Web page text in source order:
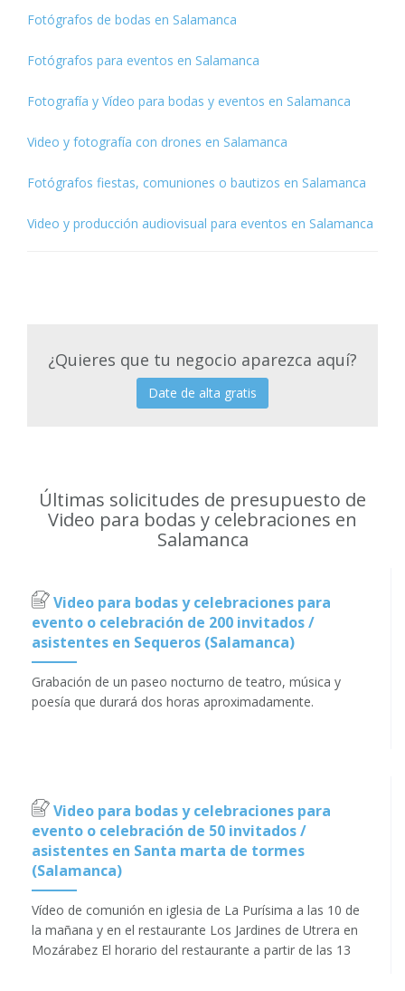
Fotógrafos de bodas en Salamanca
Fotógrafos para eventos en Salamanca
Fotografía y Vídeo para bodas y eventos en Salamanca
Video y fotografía con drones en Salamanca
Fotógrafos fiestas, comuniones o bautizos en Salamanca
Video y producción audiovisual para eventos en Salamanca
¿Quieres que tu negocio aparezca aquí?
Date de alta gratis
Últimas solicitudes de presupuesto de
Video para bodas y celebraciones en
Salamanca
Video para bodas y celebraciones para
evento o celebración de 200 invitados /
asistentes en Sequeros (Salamanca)
Grabación de un paseo nocturno de teatro, música y
poesía que durará dos horas aproximadamente.
Video para bodas y celebraciones para
evento o celebración de 50 invitados /
asistentes en Santa marta de tormes
(Salamanca)
Vídeo de comunión en iglesia de La Purísima a las 10 de
la mañana y en el restaurante Los Jardines de Utrera en
Mozárabez El horario del restaurante a partir de las 13